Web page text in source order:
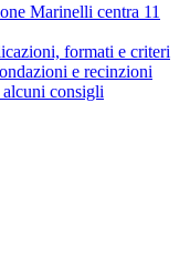
Marinelli centra 11
formati e criteri
e recinzioni
consigli